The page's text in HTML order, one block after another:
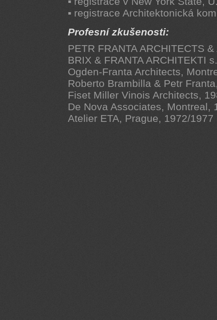
▪ registrace Architektonická
Profesní zkušenosti:
PETR FRANTA ARCHITECTS
BRIX & FRANTA ARCHITEKTI
Ogden-Franta Architects,
Roberto Brambilla & Petr
Fiset Miller Vinois Architects,
De Nova Associates, Montreal,
Atelier ETA, Prague, 1972/1977